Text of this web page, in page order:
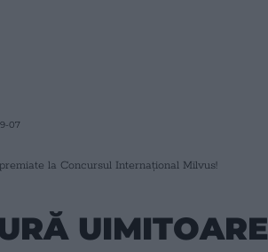
07
la Concursul Internațional Milvus!
UIMITOARE